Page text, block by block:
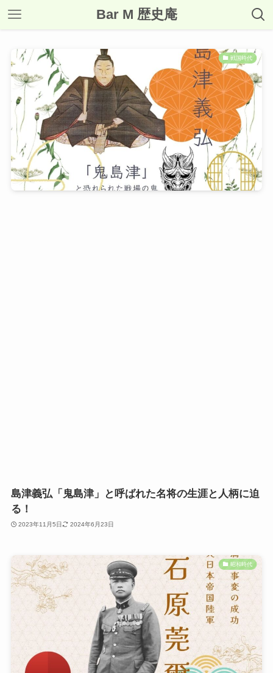
Bar M 歴史庵
戦国時代
島津義弘「鬼島津」と呼ばれた名将の生涯と人柄に迫
る！
2023年11月5日 2024年6月23日
昭和時代